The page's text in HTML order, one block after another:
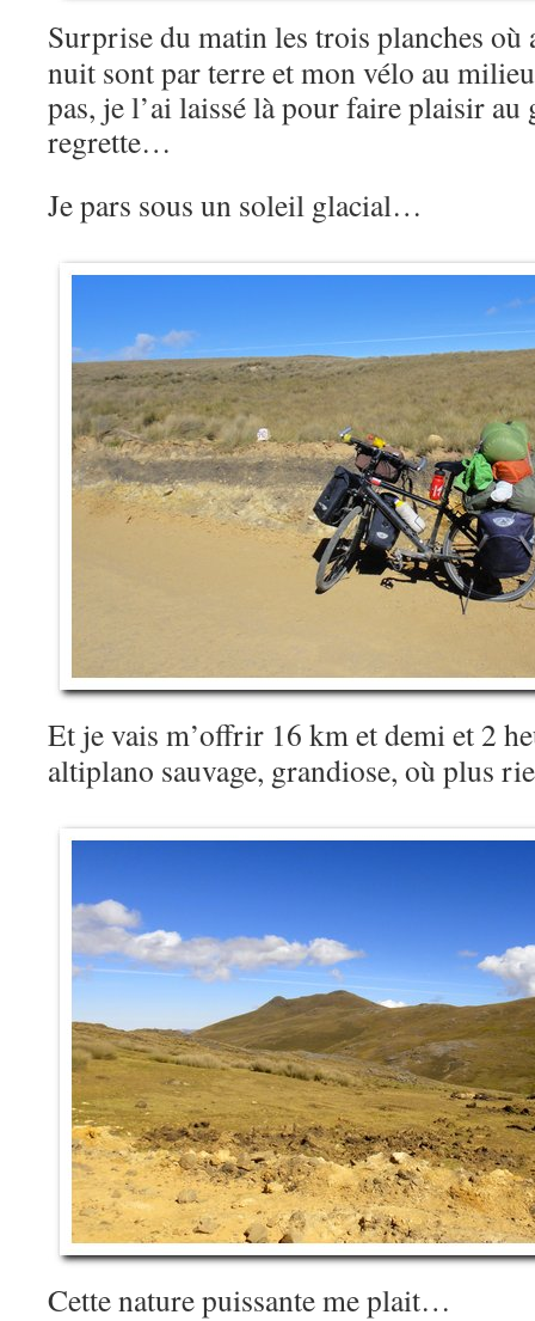
Surprise du matin les trois planches
nuit sont par terre et mon vélo au
pas, je l’ai laissé là pour faire plaisir
regrette…
Je pars sous un soleil glacial…
Et je vais m’offrir 16 km et demi et 2
altiplano sauvage, grandiose, où plus
Cette nature puissante me plait…